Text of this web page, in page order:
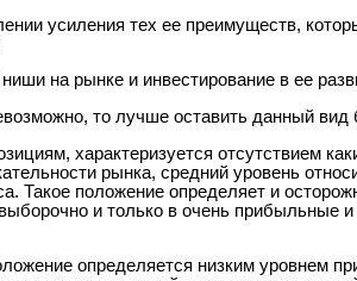
усиления тех ее преимуществ,
на рынке и инвестирование в ее
то лучше оставить данный вид
характеризуется отсутствием
рынка, средний уровень
Такое положение определяет и
и только в очень прибыльные
определяется низким уровнем